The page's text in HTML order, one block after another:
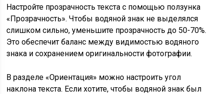
Настройте прозрачность текста с помощью ползунка
«Прозрачность». Чтобы водяной знак не выделялся
слишком сильно, уменьшите прозрачность до 50-70%.
Это обеспечит баланс между видимостью водяного
знака и сохранением оригинальности фотографии.
В разделе «Ориентация» можно настроить угол
наклона текста. Если хотите, чтобы водяной знак был